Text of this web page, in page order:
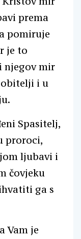
prema
pomiruje
je to
njegov mir
obitelji i u
Spasitelj,
proroci,
ljubavi i
čovjeku
ga s
Vam je